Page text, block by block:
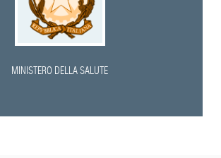
MINISTERO DELLA SALUTE